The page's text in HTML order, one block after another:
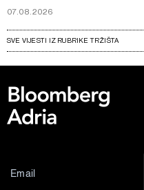
07.08.2026
SVE VIJESTI IZ RUBRIKE TRŽIŠTA